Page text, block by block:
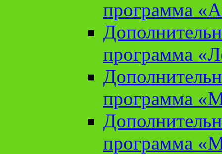
программа
программа
программа
программа